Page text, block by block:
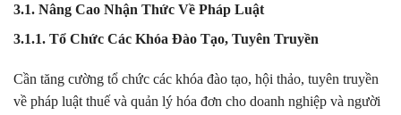
3.1. Nâng Cao Nhận Thức Về Pháp Luật
3.1.1. Tổ Chức Các Khóa Đào Tạo, Tuyên Truyền
Cần tăng cường tổ chức các khóa đào tạo, hội thảo, tuyên truyền
về pháp luật thuế và quản lý hóa đơn cho doanh nghiệp và người